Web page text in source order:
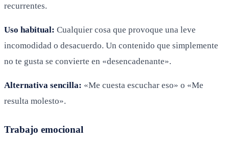
recurrentes.
Uso habitual: Cualquier cosa que provoque una leve
incomodidad o desacuerdo. Un contenido que simplemente
no te gusta se convierte en «desencadenante».
Alternativa sencilla: «Me cuesta escuchar eso» o «Me
resulta molesto».
Trabajo emocional